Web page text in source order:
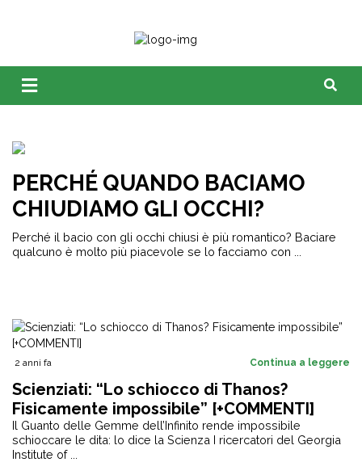
PERCHÉ QUANDO BACIAMO
CHIUDIAMO GLI OCCHI?
Perché il bacio con gli occhi chiusi è più romantico? Baciare
qualcuno è molto più piacevole se lo facciamo con ...
2 anni fa Continua a leggere
Scienziati: “Lo schiocco di Thanos?
Fisicamente impossibile” [+COMMENTI]
Il Guanto delle Gemme dell’Infinito rende impossibile
schioccare le dita: lo dice la Scienza I ricercatori del Georgia
Institute of ...